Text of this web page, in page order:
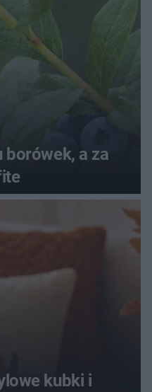
borówek, a za
kubki i